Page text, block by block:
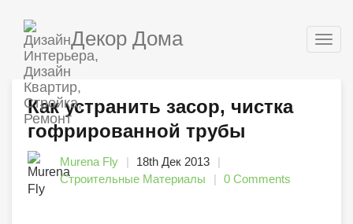
Декор Дома
Как устранить засор, чистка
гофрированной трубы
Murena Fly
18th Дек 2013
Строительные Материалы
0 Comments